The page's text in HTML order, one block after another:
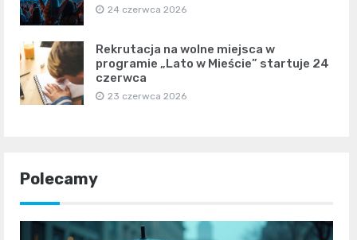
24 czerwca 2026
Rekrutacja na wolne miejsca w
programie „Lato w Mieście” startuje 24
czerwca
23 czerwca 2026
Polecamy